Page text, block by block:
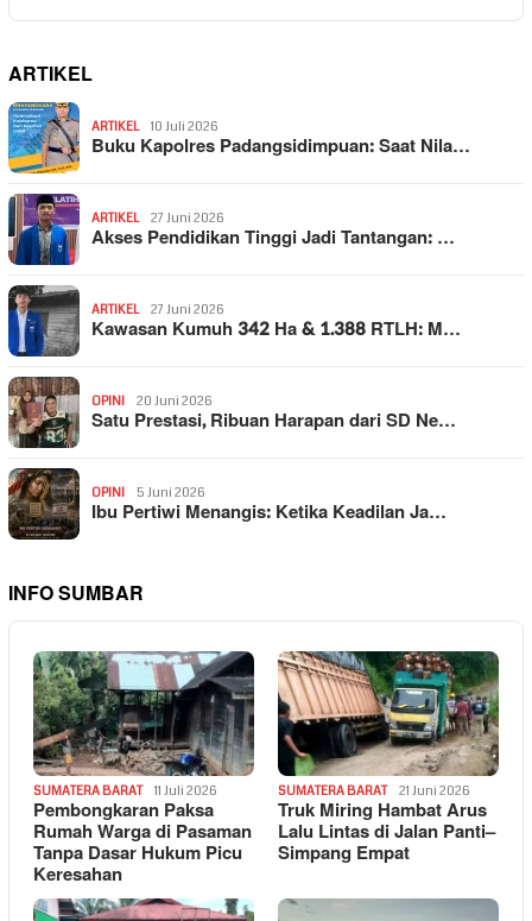
ARTIKEL
ARTIKEL 10 Juli 2026
Buku Kapolres Padangsidimpuan: Saat Nila…
ARTIKEL 27 Juni 2026
Akses Pendidikan Tinggi Jadi Tantangan: …
ARTIKEL 27 Juni 2026
Kawasan Kumuh 342 Ha & 1.388 RTLH: M…
OPINI 20 Juni 2026
Satu Prestasi, Ribuan Harapan dari SD Ne…
OPINI 5 Juni 2026
Ibu Pertiwi Menangis: Ketika Keadilan Ja…
INFO SUMBAR
SUMATERA BARAT 11 Juli 2026
Pembongkaran Paksa
Rumah Warga di Pasaman
Tanpa Dasar Hukum Picu
Keresahan
SUMATERA BARAT 21 Juni 2026
Truk Miring Hambat Arus
Lalu Lintas di Jalan Panti–
Simpang Empat